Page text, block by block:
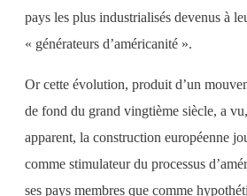
pays les plus industrialisés devenus à
« générateurs d’américanité ».
Or cette évolution, produit d’un
de fond du grand vingtième siècle, a
apparent, la construction européenne
comme stimulateur du processus
ses pays membres que comme